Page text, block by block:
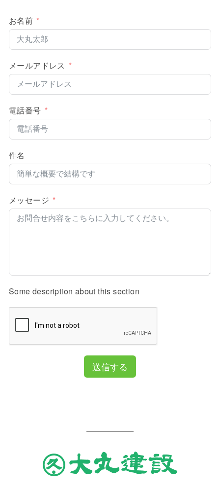
お名前
メールアドレス
電話番号
件名
メッセージ
Some description about this section
送信する